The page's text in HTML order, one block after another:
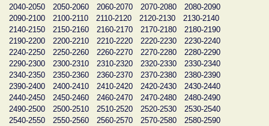
2040-2050
2050-2060 2060-2070 2070-2080
2080-2090
2090-2100
2100-2110 2110-2120 2120-2130
2130-2140
2140-2150
2150-2160 2160-2170 2170-2180
2180-2190
2190-2200
2200-2210 2210-2220 2220-2230
2230-2240
2240-2250
2250-2260 2260-2270 2270-2280
2280-2290
2290-2300
2300-2310 2310-2320 2320-2330
2330-2340
2340-2350
2350-2360 2360-2370 2370-2380
2380-2390
2390-2400
2400-2410 2410-2420 2420-2430
2430-2440
2440-2450
2450-2460 2460-2470 2470-2480
2480-2490
2490-2500
2500-2510 2510-2520 2520-2530
2530-2540
2540-2550
2550-2560 2560-2570 2570-2580
2580-2590